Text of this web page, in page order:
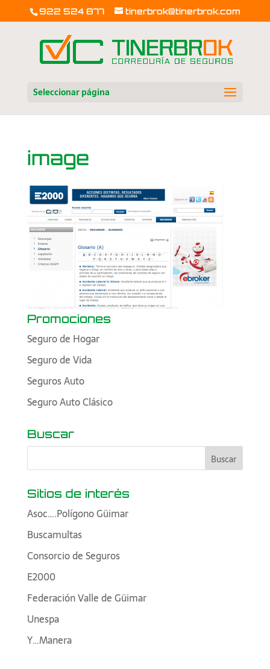
922 524 877 tinerbrok@tinerbrok.com
Seleccionar página
image
Promociones
Seguro de Hogar
Seguro de Vida
Seguros Auto
Seguro Auto Clásico
Buscar
Sitios de interés
Asoc….Polígono Güimar
Buscamultas
Consorcio de Seguros
E2000
Federación Valle de Güimar
Unespa
Y…Manera